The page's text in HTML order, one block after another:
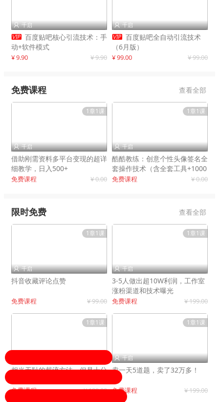
 千启
 百度贴吧核心引流技术：手
动+软件模式
¥ 9.90 ¥ 9.90
 千启
 百度贴吧全自动引流技术
（6月版）
¥ 99.00 ¥ 99.00
免费课程 查看全部
1章1课
 千启
借助刚需资料多平台变现的超详
细教学，日入500+
免费课程 ¥ 0.00
1章1课
 千启
酷酷教练：创意个性头像签名全
套操作技术（含全套工具+1000
套模板）
免费课程 ¥ 0.00
限时免费 查看全部
1章1课
 千启
抖音收藏评论点赞
免费课程 ¥ 99.00
1章1课
 千启
3-5人做出超10W利润，工作室
涨粉渠道和技术曝光
免费课程 ¥ 199.00
1章1课
相当无耻的截流方法，但是十分
免费课程 ¥ 199.00
1章1课
 千启
卖一天5道题，卖了32万多！
免费课程 ¥ 199.00